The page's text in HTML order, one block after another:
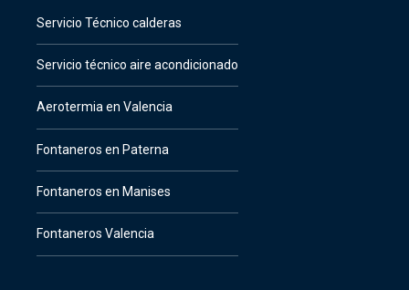
Servicio Técnico calderas
Servicio técnico aire acondicionado
Aerotermia en Valencia
Fontaneros en Paterna
Fontaneros en Manises
Fontaneros Valencia